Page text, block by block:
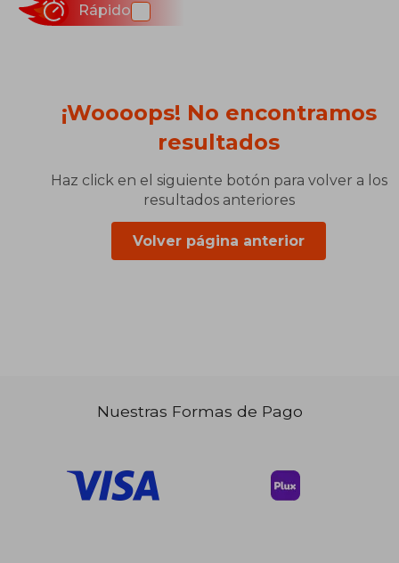
Rápido
¡Woooops! No encontramos
resultados
Haz click en el siguiente botón para volver a los
resultados anteriores
Volver página anterior
Nuestras Formas de Pago